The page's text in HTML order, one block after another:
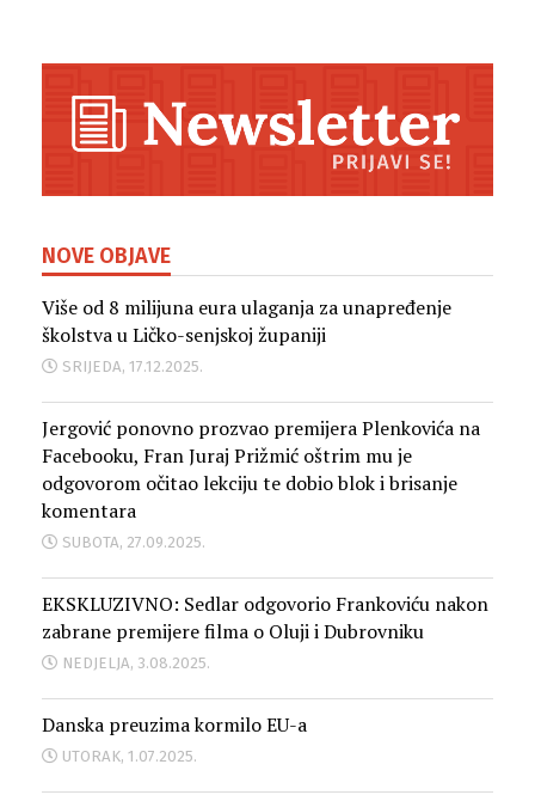
NOVE OBJAVE
Više od 8 milijuna eura ulaganja za unapređenje
školstva u Ličko-senjskoj županiji
SRIJEDA, 17.12.2025.
Jergović ponovno prozvao premijera Plenkovića na
Facebooku, Fran Juraj Prižmić oštrim mu je
odgovorom očitao lekciju te dobio blok i brisanje
komentara
SUBOTA, 27.09.2025.
EKSKLUZIVNO: Sedlar odgovorio Frankoviću nakon
zabrane premijere filma o Oluji i Dubrovniku
NEDJELJA, 3.08.2025.
Danska preuzima kormilo EU-a
UTORAK, 1.07.2025.